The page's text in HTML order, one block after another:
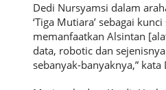
Dedi Nursyamsi dalam
‘Tiga Mutiara’ sebagai
memanfaatkan Alsintan
data, robotic dan
sebanyak-banyaknya,” kata